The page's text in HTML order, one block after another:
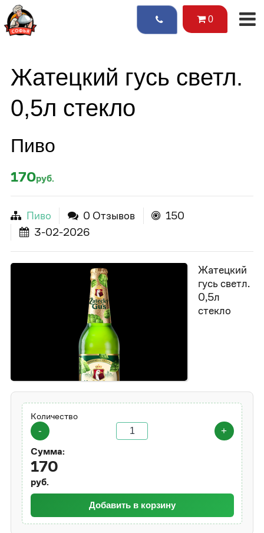
0
Жатецкий гусь светл.
0,5л стекло
Пиво
170руб.
Пиво 0 Отзывов
150
3-02-2026
Жатецкий
гусь светл.
0,5л
стекло
Количество
-
+
Сумма:
170
руб.
Добавить в корзину